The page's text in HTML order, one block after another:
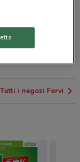
Tutti i negozi Fervi